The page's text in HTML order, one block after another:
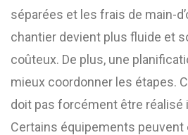
séparées et les frais de main-
chantier devient plus fluide et
coûteux. De plus, une
mieux coordonner les étapes.
doit pas forcément être réalisé
Certains équipements peuvent